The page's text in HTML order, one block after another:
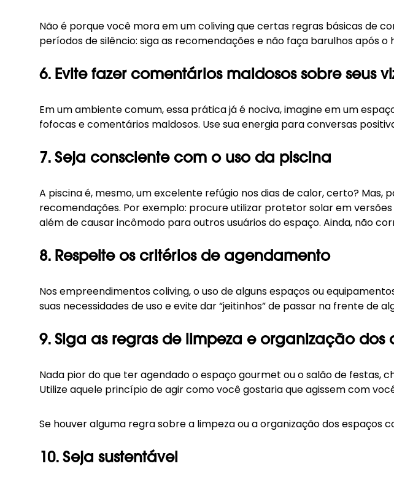
Não é porque você mora em um coliving que certas regras básicas de
períodos de silêncio: siga as recomendações e não faça barulhos após o
6. Evite fazer comentários maldosos sobre seus
Em um ambiente comum, essa prática já é nociva, imagine em um
fofocas e comentários maldosos. Use sua energia para conversas
7. Seja consciente com o uso da piscina
A piscina é, mesmo, um excelente refúgio nos dias de calor, certo?
recomendações. Por exemplo: procure utilizar protetor solar em
além de causar incômodo para outros usuários do espaço. Ainda, não
8. Respeite os critérios de agendamento
Nos empreendimentos coliving, o uso de alguns espaços ou
suas necessidades de uso e evite dar “jeitinhos” de passar na frente de
9. Siga as regras de limpeza e organização dos
Nada pior do que ter agendado o espaço gourmet ou o salão de festas,
Utilize aquele princípio de agir como você gostaria que agissem com
Se houver alguma regra sobre a limpeza ou a organização dos
10. Seja sustentável